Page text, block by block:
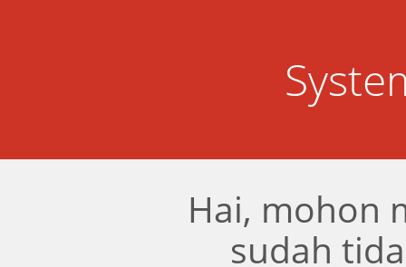
Hai, mohon
sudah